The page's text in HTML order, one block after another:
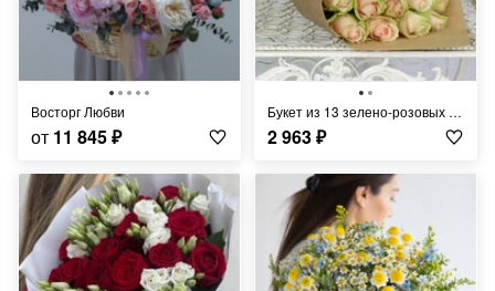
Восторг Любви
от 11 845₽
Букет из 13 зелено-розовых роз в крафте Кения 40 см.
2 963₽